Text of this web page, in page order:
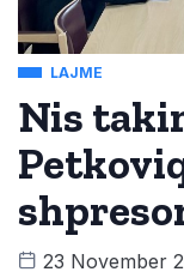
LAJME
Nis
23 November